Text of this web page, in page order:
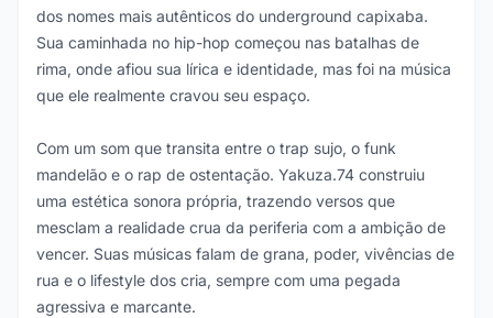
dos nomes mais autênticos do underground capixaba.
Sua caminhada no hip-hop começou nas batalhas de
rima, onde afiou sua lírica e identidade, mas foi na música
que ele realmente cravou seu espaço.
Com um som que transita entre o trap sujo, o funk
mandelão e o rap de ostentação. Yakuza.74 construiu
uma estética sonora própria, trazendo versos que
mesclam a realidade crua da periferia com a ambição de
vencer. Suas músicas falam de grana, poder, vivências de
rua e o lifestyle dos cria, sempre com uma pegada
agressiva e marcante.